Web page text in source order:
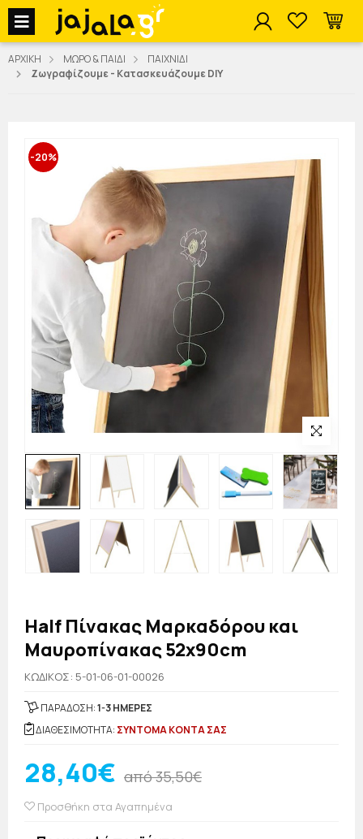
jajala Menu
ΑΡΧΙΚΗ ΜΩΡΟ & ΠΑΙΔΙ
ΠΑΙΧΝΙΔΙ
Ζωγραφίζουμε - Κατασκευάζουμε DIY
-20%
Half Πίνακας Μαρκαδόρου και
Μαυροπίνακας 52x90cm
KΩΔΙΚΟΣ: 5-01-06-01-00026
ΠΑΡΑΔΟΣΗ:1-3 ΗΜΕΡΕΣ
ΔΙΑΘΕΣΙΜΟΤΗΤΑ: ΣΥΝΤΟΜΑ ΚΟΝΤΑ ΣΑΣ
28,40€ από 35,50€
Προσθήκη στα Αγαπημένα